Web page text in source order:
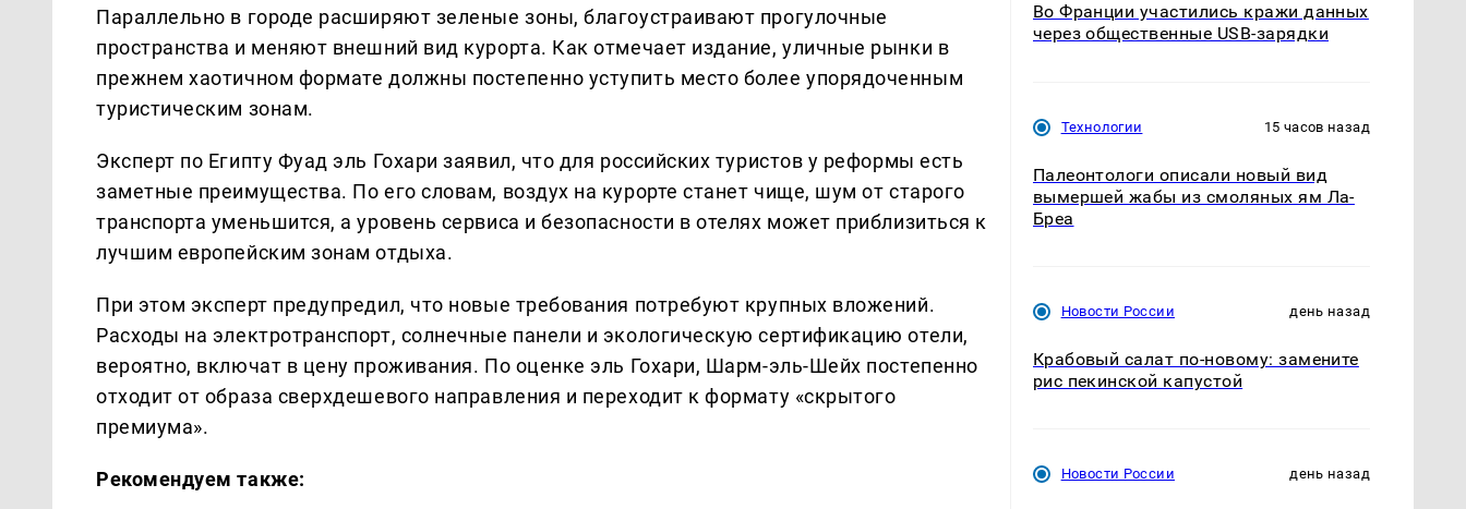
Параллельно в городе расширяют зеленые зоны, благоустраивают прогулочные
пространства и меняют внешний вид курорта. Как отмечает издание, уличные рынки в
прежнем хаотичном формате должны постепенно уступить место более упорядоченным
туристическим зонам.
Эксперт по Египту Фуад эль Гохари заявил, что для российских туристов у реформы есть
заметные преимущества. По его словам, воздух на курорте станет чище, шум от старого
транспорта уменьшится, а уровень сервиса и безопасности в отелях может приблизиться к
лучшим европейским зонам отдыха.
При этом эксперт предупредил, что новые требования потребуют крупных вложений.
Расходы на электротранспорт, солнечные панели и экологическую сертификацию отели,
вероятно, включат в цену проживания. По оценке эль Гохари, Шарм-эль-Шейх постепенно
отходит от образа сверхдешевого направления и переходит к формату «скрытого
премиума».
Рекомендуем также:
Во Франции участились кражи данных
через общественные USB-зарядки
Технологии 15 часов назад
Палеонтологи описали новый вид
вымершей жабы из смоляных ям Ла-
Бреа
Новости России день назад
Крабовый салат по-новому: замените
рис пекинской капустой
Новости России день назад